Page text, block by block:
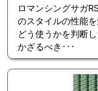
ロマンシングサガ
のスタイルの性能
どう使うかを判断
かざるべき･･･